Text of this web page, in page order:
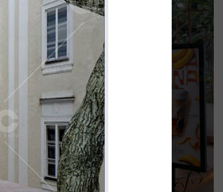
gấp rút trong 35 ngày,
thức cafe - trà sữa ấn